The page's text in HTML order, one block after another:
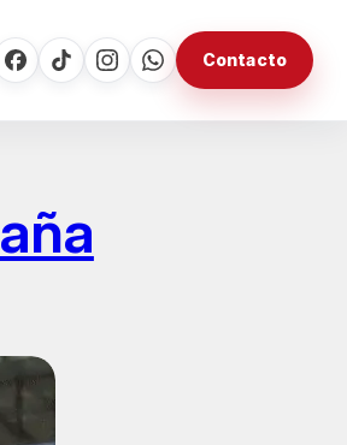
Contacto